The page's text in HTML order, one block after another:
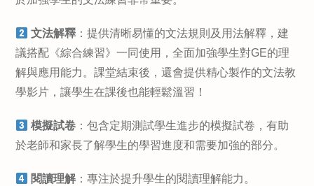
文法解釋 ：提供清晰易懂的文法規則及用法解釋，建
議搭配《綜合練習》一同使用，全面加強學生對GE的理
解與應用能力。課堂結束後，還會提供精心製作的文法教
學影片，讓學生在課後也能輕鬆溫習！
模擬試卷 ：包含定期測試學生進步的模擬試卷，有助
於老師和家長了解學生的學習進度和需要加強的部分。
閱讀理解：專注於提升學生的閱讀理解能力。